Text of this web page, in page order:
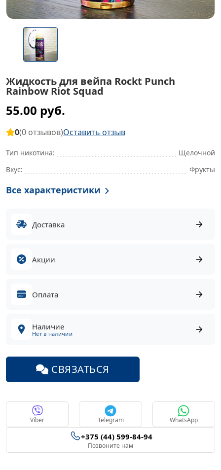
Жидкость для вейпа Rockt Punch
Rainbow Riot Squad
55.00 руб.
0(0 отзывов)Оставить отзыв
Тип никотина:
Щелочной
Вкус:
Фрукты
Все характеристики
Доставка
Акции
Оплата
Наличие
Нет в наличии
СВЯЗАТЬСЯ
Viber Telegram WhatsApp
+375 (44) 599-84-94
Позвоните нам